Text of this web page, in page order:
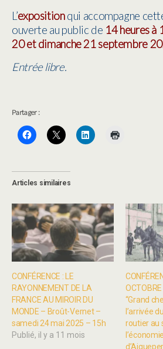
L’expositionqui accompagne
ouverte au public de 14 heures à
20 et dimanche 21 septembre
Entrée libre.
Partager :
Articles similaires
CONFÉRENCE : LE
RAYONNEMENT DE LA
FRANCE AU MIROIR DU
MONDE – Broût-Vernet –
samedi 24 mai 2025 – 15h
Publié, il y a 11 mois
‘‘Grand
l’arrivée
routier au